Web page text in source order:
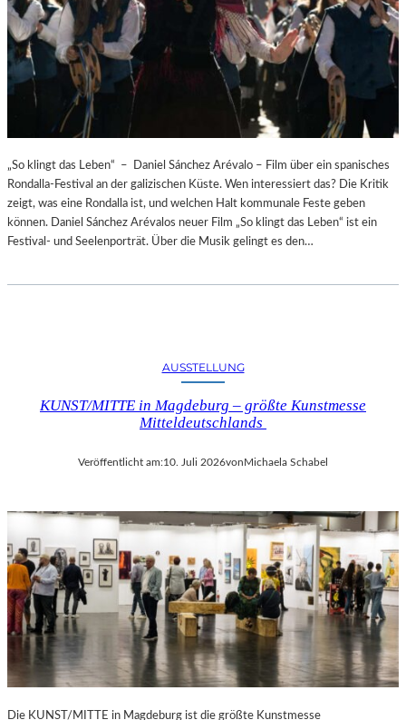
„So klingt das Leben“ – Daniel Sánchez Arévalo – Film über ein spanisches
Rondalla-Festival an der galizischen Küste. Wen interessiert das? Die Kritik
zeigt, was eine Rondalla ist, und welchen Halt kommunale Feste geben
können. Daniel Sánchez Arévalos neuer Film „So klingt das Leben“ ist ein
Festival- und Seelenporträt. Über die Musik gelingt es den…
AUSSTELLUNG
KUNST/MITTE in Magdeburg – größte Kunstmesse
Mitteldeutschlands
Veröffentlicht am:10. Juli 2026vonMichaela Schabel
Die KUNST/MITTE in Magdeburg ist die größte Kunstmesse